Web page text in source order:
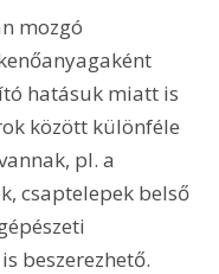
mozgó
hatásuk miatt is
között különféle
pl. a
csaptelepek belső
beszerezhető.